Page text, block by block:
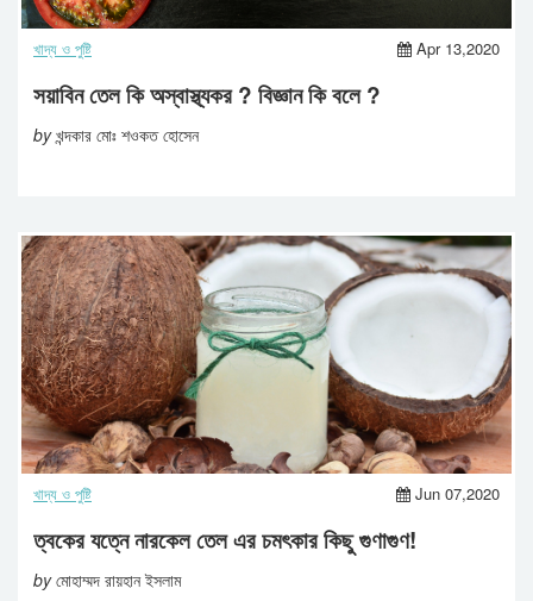
খাদ্য ও পুষ্টি Apr 13,2020
সয়াবিন তেল কি অস্বাস্থ্যকর ? বিজ্ঞান কি বলে ?
byখন্দকার মোঃ শওকত হোসেন
খাদ্য ও পুষ্টি Jun 07,2020
ত্বকের যত্নে নারকেল তেল এর চমৎকার কিছু গুণাগুণ!
byমোহাম্মদ রায়হান ইসলাম